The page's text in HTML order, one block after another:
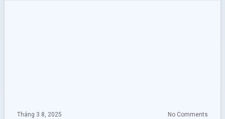
Tháng 3 8, 2025 No Comments